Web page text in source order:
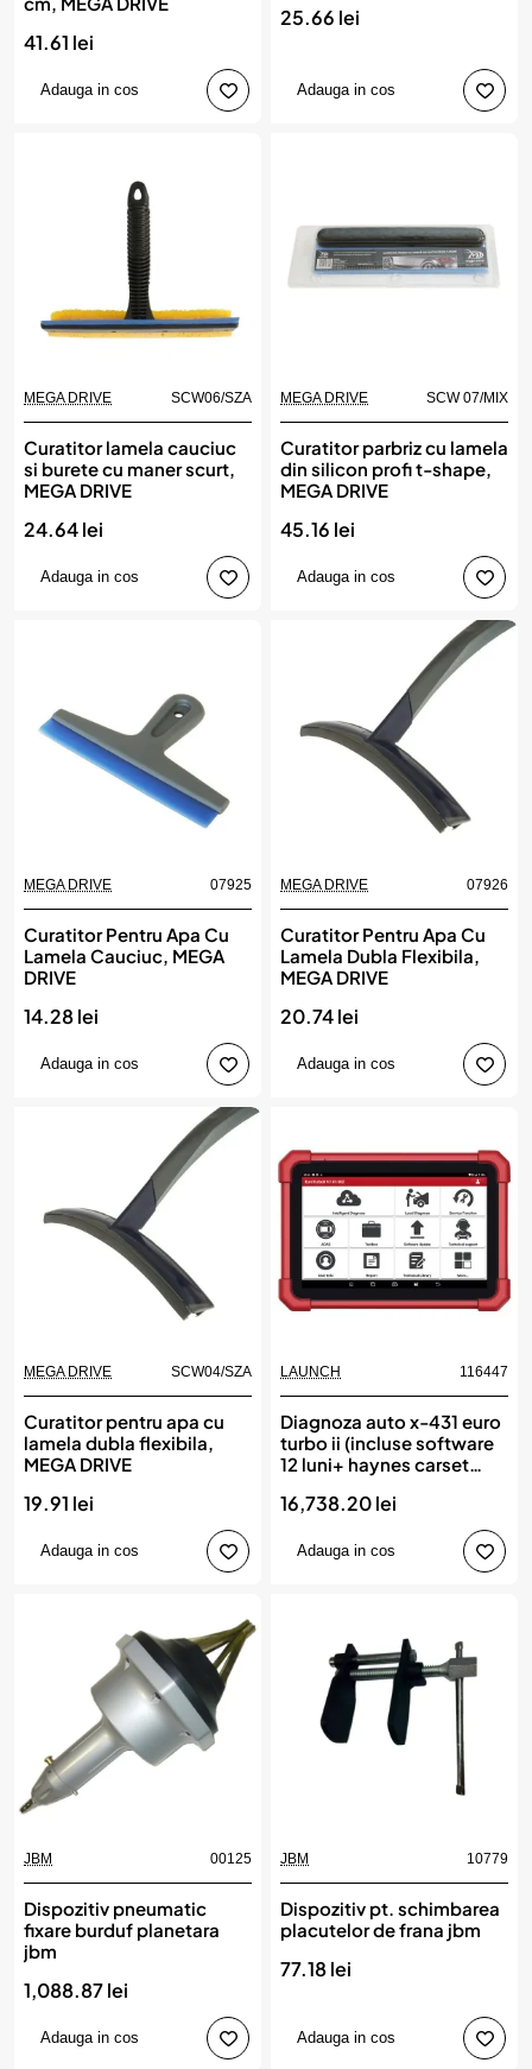
41.61 lei
Adauga in cos
25.66 lei
Adauga in cos
MEGA DRIVE SCW06/SZA
Curatitor lamela cauciuc
si burete cu maner scurt,
MEGA DRIVE
24.64 lei
Adauga in cos
MEGA DRIVE SCW 07/MIX
Curatitor parbriz cu lamela
din silicon profi t-shape,
MEGA DRIVE
45.16 lei
Adauga in cos
MEGA DRIVE 07925
Curatitor Pentru Apa Cu
Lamela Cauciuc, MEGA
DRIVE
14.28 lei
Adauga in cos
MEGA DRIVE 07926
Curatitor Pentru Apa Cu
Lamela Dubla Flexibila,
MEGA DRIVE
20.74 lei
Adauga in cos
MEGA DRIVE SCW04/SZA
Curatitor pentru apa cu
lamela dubla flexibila,
MEGA DRIVE
19.91 lei
Adauga in cos
LAUNCH 116447
Diagnoza auto x-431 euro
turbo ii (incluse software
12 luni+ haynes carset
16,738.20 lei
Adauga in cos
JBM 00125
Dispozitiv pneumatic
fixare burduf planetara
jbm
1,088.87 lei
Adauga in cos
JBM 10779
Dispozitiv pt. schimbarea
placutelor de frana jbm
77.18 lei
Adauga in cos